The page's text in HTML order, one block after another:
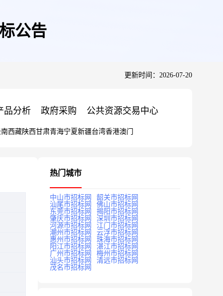
公告
更新时间：2026-07-20
品分析 政府采购 公共资源交易中心
西藏陕西甘肃青海宁夏新疆台湾香港澳门
热门城市
中山市招标网
韶关市招标网
汕尾市招标网
佛山市招标网
东莞市招标网
揭阳市招标网
肇庆市招标网
深圳市招标网
河源市招标网
江门市招标网
潮州市招标网
云浮市招标网
惠州市招标网
珠海市招标网
阳江市招标网
湛江市招标网
广州市招标网
梅州市招标网
汕头市招标网
清远市招标网
茂名市招标网